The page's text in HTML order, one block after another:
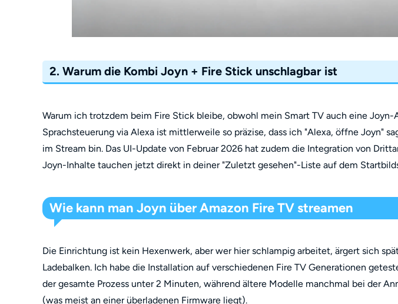
2. Warum die Kombi Joyn + Fire Stick unschlagbar ist
Warum ich trotzdem beim Fire Stick bleibe, obwohl mein Smart TV auch eine Joyn-
Sprachsteuerung via Alexa ist mittlerweile so präzise, dass ich "Alexa, öffne Joyn"
im Stream bin. Das UI-Update von Februar 2026 hat zudem die Integration von
Joyn-Inhalte tauchen jetzt direkt in deiner "Zuletzt gesehen"-Liste auf dem
Wie kann man Joyn über Amazon Fire TV streamen
Die Einrichtung ist kein Hexenwerk, aber wer hier schlampig arbeitet, ärgert sich
Ladebalken. Ich habe die Installation auf verschiedenen Fire TV Generationen
der gesamte Prozess unter 2 Minuten, während ältere Modelle manchmal bei der
(was meist an einer überladenen Firmware liegt).